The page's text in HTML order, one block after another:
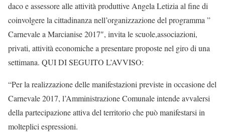
daco e assessore alle attività produttive Angela Letizia al fine di
coinvolgere la cittadinanza nell’organizzazione del programma ”
Carnevale a Marcianise 2017″, invita le scuole,associazioni,
privati, attività economiche a presentare proposte nel giro di una
settimana. QUI DI SEGUITO L’AVVISO:
“Per la realizzazione delle manifestazioni previste in occasione del
Carnevale 2017, l’Amministrazione Comunale intende avvalersi
della partecipazione attiva del territorio che può manifestarsi in
molteplici espressioni.